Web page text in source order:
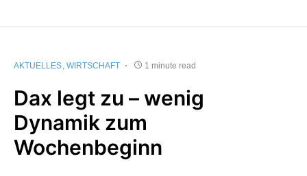
AKTUELLES WIRTSCHAFT 1 minute read
Dax legt zu – wenig
Dynamik zum
Wochenbeginn